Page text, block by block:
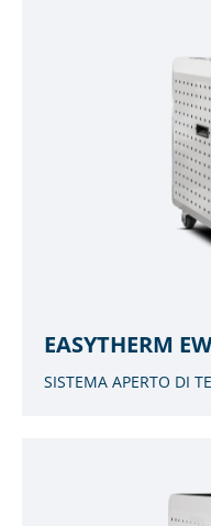
EASYTHERM EW
SISTEMA APERTO DI